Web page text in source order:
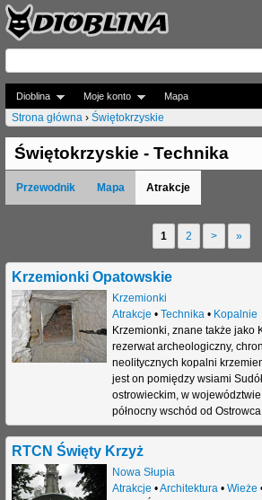
Jump to navigation
Dioblina Moje konto Mapa
J
e
s
ś
t
u
j
Strona główna › Świętokrzyskie
Świętokrzyskie - Technika
Przewodnik Mapa Atrakcje
t
o
n
1 2 > »
Krzemionki Opatowskie
Krzemionki
Atrakcje • Technika • Kopalnie
Krzemionki, znane także jako
rezerwat archeologiczny,
neolitycznych kopalni
jest on pomiędzy wsiami
ostrowieckim, w
północny wschód od
RTCN Święty Krzyż
Nowa Słupia
Atrakcje •Architektura • Wieże